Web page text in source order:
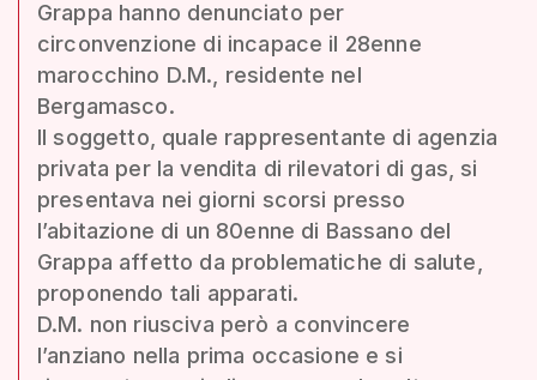
Grappa hanno denunciato per
circonvenzione di incapace il 28enne
marocchino D.M., residente nel
Bergamasco.
Il soggetto, quale rappresentante di agenzia
privata per la vendita di rilevatori di gas, si
presentava nei giorni scorsi presso
l’abitazione di un 80enne di Bassano del
Grappa affetto da problematiche di salute,
proponendo tali apparati.
D.M. non riusciva però a convincere
l’anziano nella prima occasione e si